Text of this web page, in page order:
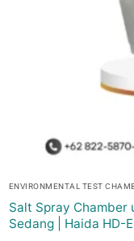
ENVIRONMENTAL TEST
Salt Spray Chamber
Sedang | Haida HD-